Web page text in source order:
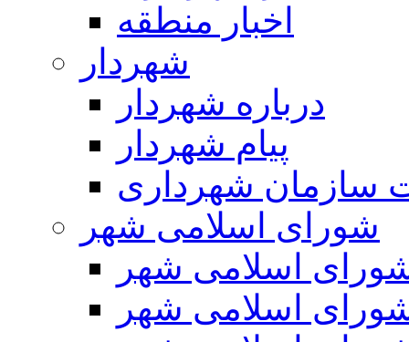
اخبار منطقه
شهردار
درباره شهردار
پیام شهردار
سازمان شهرداری
شورای اسلامی شهر
اسلامی شهر
اسلامی شهر